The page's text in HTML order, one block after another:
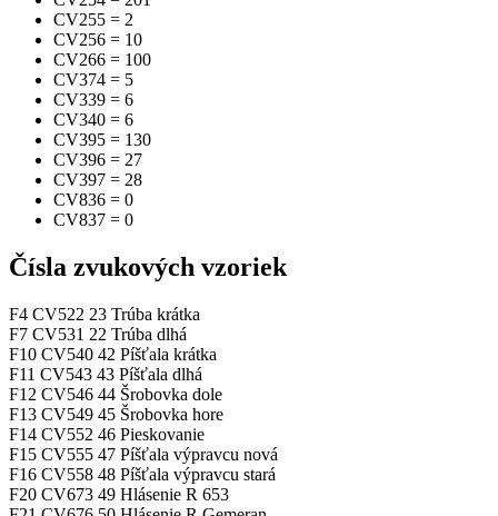
CV255 = 2
CV256 = 10
CV266 = 100
CV374 = 5
CV339 = 6
CV340 = 6
CV395 = 130
CV396 = 27
CV397 = 28
CV836 = 0
CV837 = 0
Čísla zvukových vzoriek
F4 CV522 23 Trúba krátka
F7 CV531 22 Trúba dlhá
F10 CV540 42 Píšťala krátka
F11 CV543 43 Píšťala dlhá
F12 CV546 44 Šrobovka dole
F13 CV549 45 Šrobovka hore
F14 CV552 46 Pieskovanie
F15 CV555 47 Píšťala výpravcu nová
F16 CV558 48 Píšťala výpravcu stará
F20 CV673 49 Hlásenie R 653